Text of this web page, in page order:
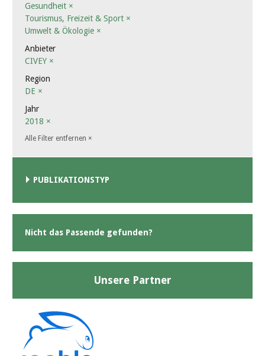
Gesundheit ×
Tourismus, Freizeit & Sport ×
Umwelt & Ökologie ×
Anbieter
CIVEY ×
Region
DE ×
Jahr
2018 ×
Alle Filter entfernen ×
PUBLIKATIONSTYP
Nicht das Passende gefunden?
Unsere Partner